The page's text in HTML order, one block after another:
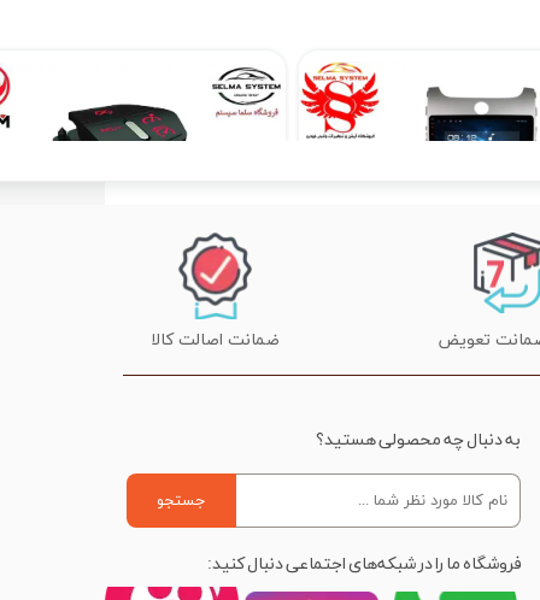
کروز کنترل و لیمیتر فابریک H30 کراس
۲۰,۵۰۰,۰۰۰ تومان ۲۰,۱۹۰,۰۰۰ تومان
مانیتور فابریک سراتو Cerato کیا فول تاچ مدل T3L2021
۱۲,۹۰۰,۰۰۰ تومان
ضمانت اصالت کالا
به دنبال چه محصولی هستید؟
جستجو
فروشگاه ما را در شبکه‌های اجتماعی دنبال کنید: